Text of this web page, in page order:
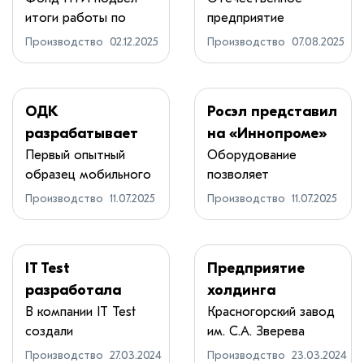
российскую
промышленность
итоги работы по
развитию компаний ...
Производство 02.12.2025
технологию
высокоточного
производства
гибких
полиамидных
печатных плат
предприятие
«Электроприбор»
Производство 07.08.2025
ОДК
разрабатывает
быстровозводим
ые
электростанции
для
энергообеспечен
ия удаленных
районов
Первый опытный
образец мобильного
энергокомплекса ...
Производство 11.07.2025
Росэл представил
на «Иннопроме»
станки для
изготовления
элементов
высокоточной
техники
Оборудование
позволяет
обрабатывать
Производство 11.07.2025
IT Test
разработала
конфигуратор
для
нефтедобычи
В компании IT Test
создали
единственную в
Производство 27.03.2024
Предприятие
холдинга
«Швабе»
передало в
Подмосковье
Красногорский завод
им. С.А. Зверева
(КМЗ) холдинг...
Производство 23.03.2024